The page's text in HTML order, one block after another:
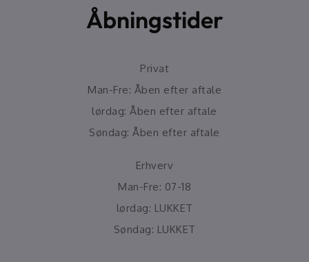
Åbningstider
Privat
Man-Fre: Åben efter aftale
lørdag: Åben efter aftale
Søndag: Åben efter aftale
Erhverv
Man-Fre: 07-18
lørdag: LUKKET
Søndag: LUKKET